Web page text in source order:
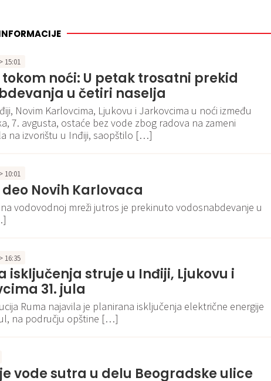
15:01
tokom noći: U petak trosatni prekid
u četiri naselja
Novim Karlovcima, Ljukovu i Jarkovcima u noći između
7. avgusta, ostaće bez vode zbog radova na zameni
na izvorištu u Inđiji, saopštilo […]
10:01
deo Novih Karlovaca
vodovodnoj mreži jutros je prekinuto vodosnabdevanje u
16:35
isključenja struje u Inđiji, Ljukovu i
31. jula
Ruma najavila je planirana isključenja električne energije
na području opštine […]
vode sutra u delu Beogradske ulice